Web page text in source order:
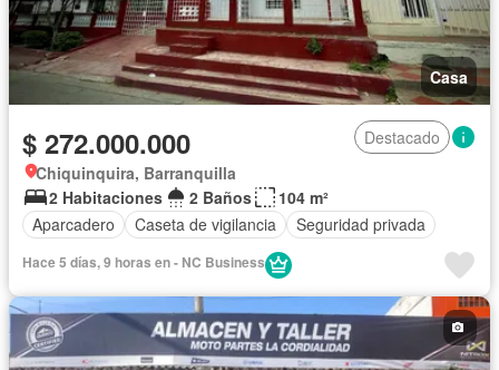
Casa
$ 272.000.000
Destacado
Chiquinquira, Barranquilla
2 Habitaciones
2 Baños
104 m²
Aparcadero
Caseta de vigilancia Seguridad privada
Hace 5 días, 9 horas en - NC Business